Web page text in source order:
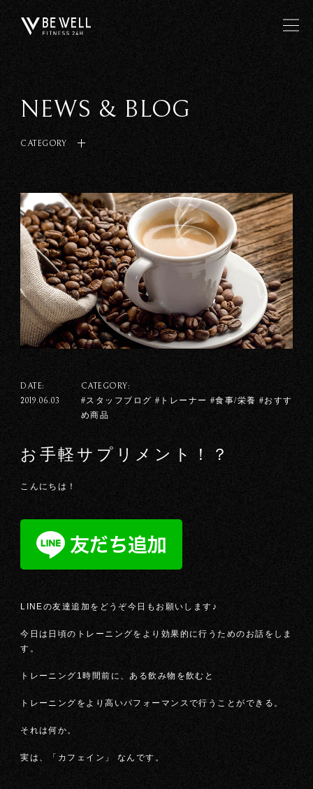
NEWS & BLOG
CATEGORY
DATE:
2019.06.03
CATEGORY:
#スタッフブログ #トレーナー #食事/栄養 #おすす
め商品
お手軽サプリメント！？
こんにちは！
LINEの友達追加をどうぞ今日もお願いします♪
今日は日頃のトレーニングをより効果的に行うためのお話をしま
す。
トレーニング1時間前に、ある飲み物を飲むと
トレーニングをより高いパフォーマンスで行うことができる。
それは何か。
実は、「カフェイン」 なんです。